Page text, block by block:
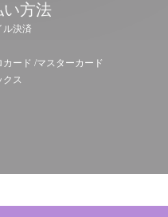
い方法
ル決済
カード /マスターカード
クス